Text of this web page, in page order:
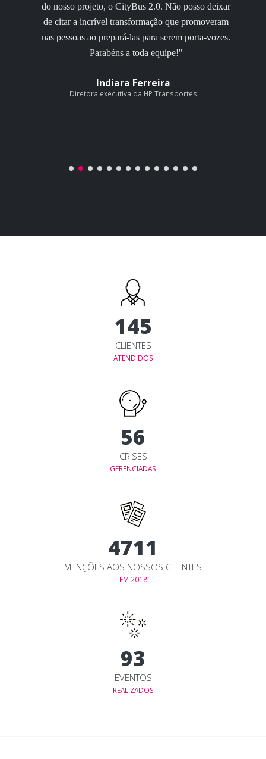
sempre o seu trabalho. Qualidade e atendimento
diferenciados que fidelizam o cliente, pra
sempre!"
Diretora executiva da Júnior Achievement
150
CLIENTES
ATENDIDOS
60
CRISES
GERENCIADAS
5048
MENÇÕES AOS NOSSOS CLIENTES
EM 2018
100
EVENTOS
REALIZADOS